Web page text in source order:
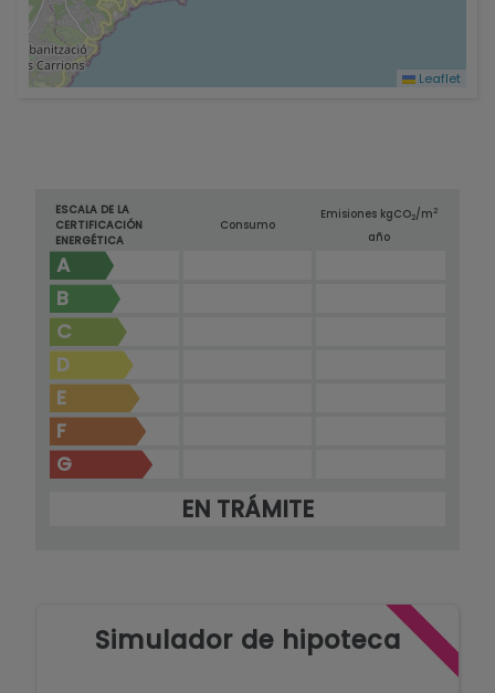
Leaflet
ESCALA DE LA
CERTIFICACIÓN
ENERGÉTICA
Consumo
Emisiones kgCO2/m2
año
A
B
C
D
E
F
G
EN TRÁMITE
Simulador de hipoteca